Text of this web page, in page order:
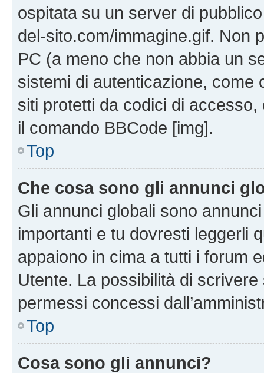
ospitata su un server di
del-sito.com/immagine.gif. Non
PC (a meno che non abbia un
sistemi di autenticazione, come
siti protetti da codici di
il comando BBCode [img].
Top
Che cosa sono gli annunci
Gli annunci globali sono
importanti e tu dovresti leggerli
appaiono in cima a tutti i forum
Utente. La possibilità di
permessi concessi
Top
Cosa sono gli annunci?